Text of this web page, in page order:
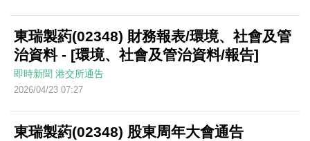
東瑞製葯(02348) 財務報表/環境、社會及管
治資料 - [環境、社會及管治資料/報告]
即時新聞 港交所通告
2026/04/23 07:27
東瑞製葯(02348) 股東周年大會通告